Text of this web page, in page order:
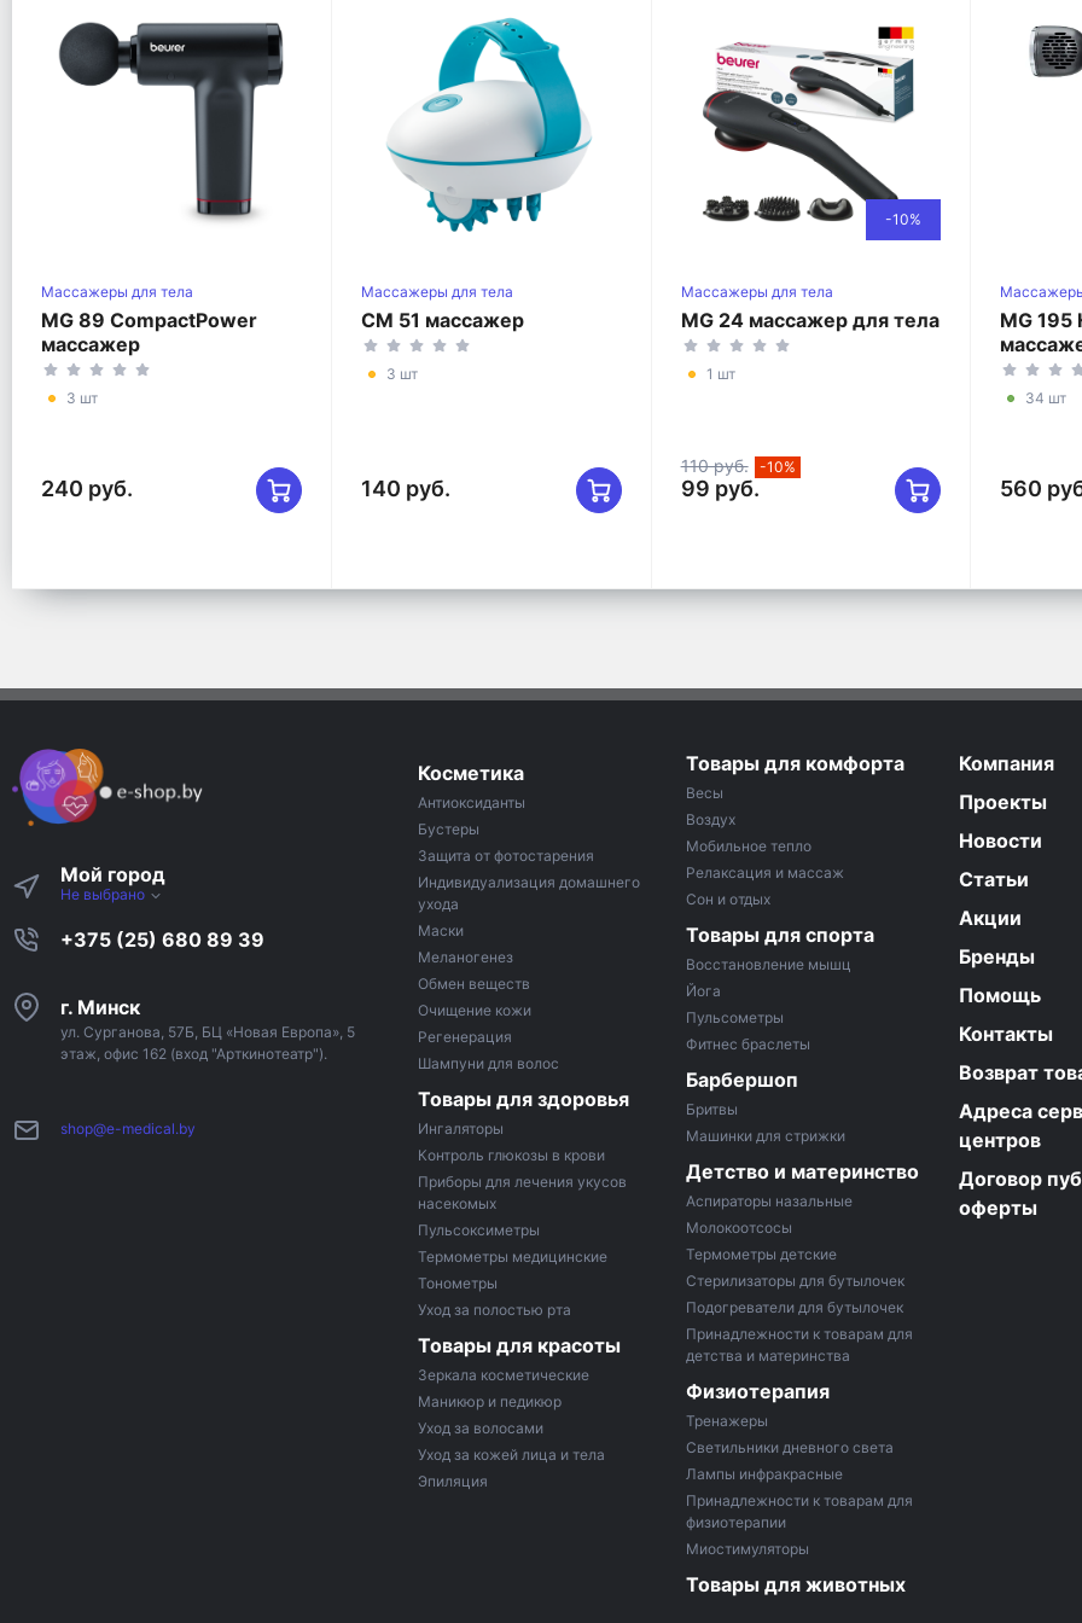
Массажеры для тела
MG 89 CompactPower
массажер
3 шт
240 руб.
Массажеры для тела
CM 51 массажер
3 шт
140 руб.
-10%
Массажеры для тела
MG 24 массажер для тела
1 шт
110 руб. -10%
99 руб.
MG 195
34 шт
560
Мой город
Не выбрано
+375 (25) 680 89 39
г. Минск
ул. Сурганова, 57Б, БЦ «Новая Европа», 5
этаж, офис 162 (вход "Арткинотеатр").
shop@e-medical.by
Косметика
Антиоксиданты
Бустеры
Защита от фотостарения
Индивидуализация домашнего
ухода
Маски
Меланогенез
Обмен веществ
Очищение кожи
Регенерация
Шампуни для волос
Товары для здоровья
Ингаляторы
Контроль глюкозы в крови
Приборы для лечения укусов
насекомых
Пульсоксиметры
Термометры медицинские
Тонометры
Уход за полостью рта
Товары для красоты
Зеркала косметические
Маникюр и педикюр
Уход за волосами
Уход за кожей лица и тела
Эпиляция
Товары для комфорта
Весы
Воздух
Мобильное тепло
Релаксация и массаж
Сон и отдых
Товары для спорта
Восстановление мышц
Йога
Пульсометры
Фитнес браслеты
Барбершоп
Бритвы
Машинки для стрижки
Детство и материнство
Аспираторы назальные
Молокоотсосы
Термометры детские
Стерилизаторы для бутылочек
Подогреватели для бутылочек
Принадлежности к товарам для
детства и материнства
Физиотерапия
Тренажеры
Светильники дневного света
Лампы инфракрасные
Принадлежности к товарам для
физиотерапии
Миостимуляторы
Товары для животных
Компания
Проекты
Новости
Статьи
Акции
Бренды
Помощь
Контакты
Возврат
Адреса
центров
Договор
оферты